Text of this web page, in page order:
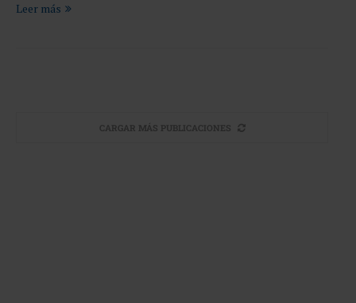
Leer más
CARGAR MÁS PUBLICACIONES